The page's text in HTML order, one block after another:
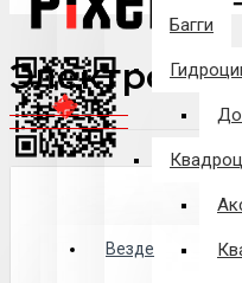
Везде
Багги